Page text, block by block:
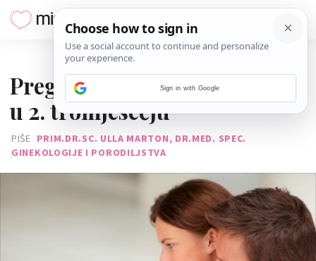
Pregled svih bebinih organa
u 2. tromjesečju
PIŠE PRIM.DR.SC. ULLA MARTON, DR.MED. SPEC.
GINEKOLOGIJE I PORODILJSTVA
Sign in with Google